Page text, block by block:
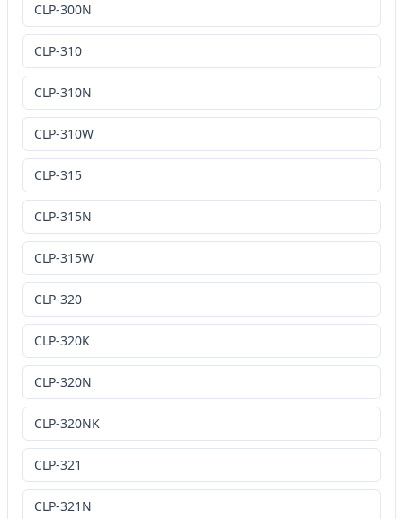
CLP-300N
CLP-310
CLP-310N
CLP-310W
CLP-315
CLP-315N
CLP-315W
CLP-320
CLP-320K
CLP-320N
CLP-320NK
CLP-321
CLP-321N